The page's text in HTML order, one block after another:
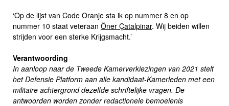
‘Op de lijst van Code Oranje sta ik op nummer 8 en op
nummer 10 staat veteraan Öner Çatalpinar. Wij beiden willen
strijden voor een sterke Krijgsmacht.’
Verantwoording
In aanloop naar de Tweede Kamerverkiezingen van 2021 stelt
het Defensie Platform aan alle kandidaat-Kamerleden met een
militaire achtergrond dezelfde schriftelijke vragen. De
antwoorden worden zonder redactionele bemoeienis